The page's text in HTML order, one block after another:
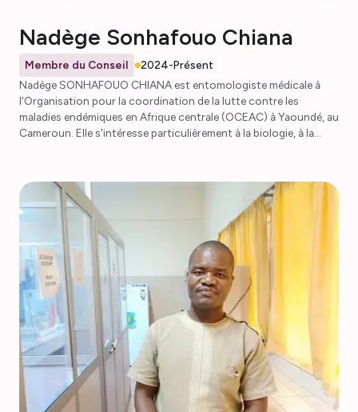
Nadège Sonhafouo Chiana
Membre du Conseil
2024-Présent
Nadège SONHAFOUO CHIANA est entomologiste médicale à
l'Organisation pour la coordination de la lutte contre les
maladies endémiques en Afrique centrale (OCEAC) à Yaoundé, au
Cameroun. Elle s'intéresse particulièrement à la biologie, à la
l'élimination des maladies à transmission vectorielle. Elle est l'une
des principales fondatrices de la section régionale de l'AMMNet
au Cameroun, où elle occupe les fonctions de secrétaire
principale et de responsable des communications. Elle est
également l'une des principales fondatrices de la section
régionale de la PAMCA du Cameroun depuis plus de 5 ans, où elle
est en charge de la communication et de la logistique. Elle est
membre active de nombreuses autres organisations majeures,
notamment : PAMCA Africa, PAMCA WiVC, Women in Malaria,
Higher Women Consortium, African Genetic Biocontrol
Consortium et MalariaGen. Nadège est membre du comité de
développement de carrière, du comité d'apprentissage et du
comité de connexion de l'AMMNet.